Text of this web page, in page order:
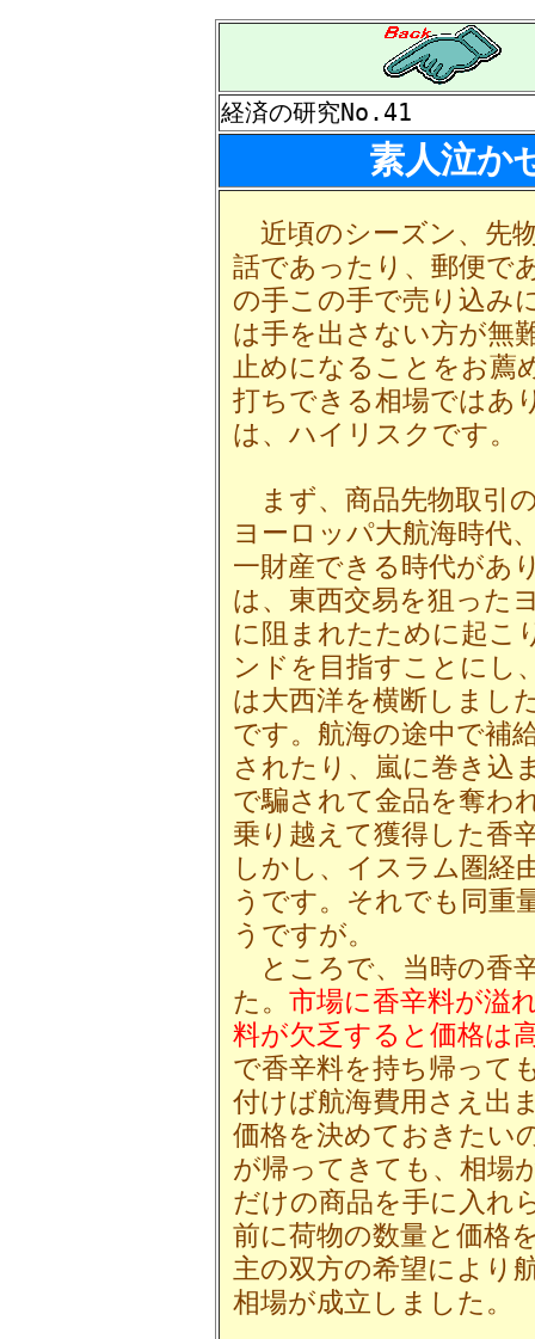
経済の研究No.41
素人泣か
近頃のシーズン、先
話であったり、郵便で
の手この手で売り込み
は手を出さない方が無
止めになることをお薦
打ちできる相場ではあ
は、ハイリスクです。
まず、商品先物取引
ヨーロッパ大航海時代
一財産できる時代があ
は、東西交易を狙った
に阻まれたために起こ
ンドを目指すことにし
は大西洋を横断しまし
です。航海の途中で補
されたり、嵐に巻き込
で騙されて金品を奪わ
乗り越えて獲得した香
しかし、イスラム圏経
うです。それでも同重
うですが。
ところで、当時の香
た。 市場に香辛料が溢
料が欠乏すると価格は
で香辛料を持ち帰って
付けば航海費用さえ出
価格を決めておきたい
が帰ってきても、相場
だけの商品を手に入れ
前に荷物の数量と価格
主の双方の希望により
相場が成立しました。